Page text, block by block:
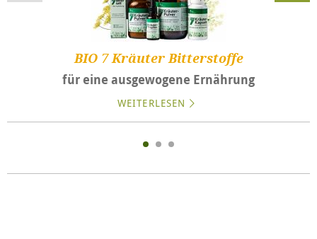
BIO 7 Kräuter Bitterstoffe
für eine ausgewogene Ernährung
WEITERLESEN